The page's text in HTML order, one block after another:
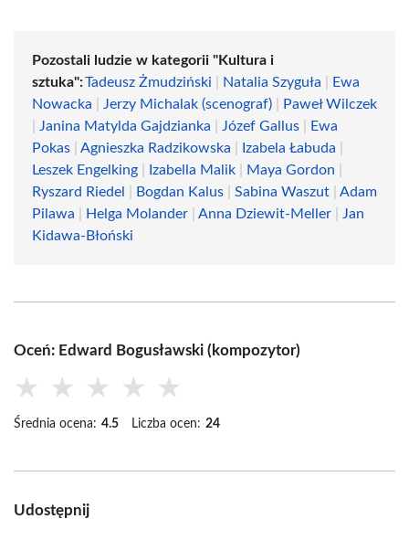
Pozostali ludzie w kategorii "Kultura i
sztuka":Tadeusz Żmudziński Natalia Szyguła
Ewa
Nowacka
Jerzy Michalak (scenograf)
Paweł Wilczek
Janina Matylda Gajdzianka Józef Gallus
Ewa
Pokas
Agnieszka Radzikowska Izabela Łabuda
Leszek Engelking
Izabella Malik Maya Gordon
Ryszard Riedel
Bogdan Kalus Sabina Waszut
Adam
Pilawa
Helga Molander Anna Dziewit-Meller
Jan
Kidawa-Błoński
Oceń: Edward Bogusławski (kompozytor)
★ ★ ★ ★ ★
Średnia ocena: 4.5 Liczba ocen: 24
Udostępnij